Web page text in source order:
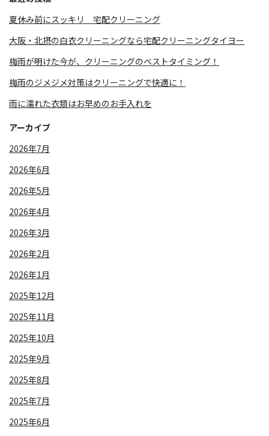
夏休み前にスッキリ 宅配クリーニング
大阪・北摂の白衣クリーニングなら宅配クリーニングタイヨー
梅雨が明けた今が、クリーニングのベストタイミング！
梅雨のジメジメ対策はクリーニングで快適に！
雨に濡れた衣類はお早めのお手入れを
アーカイブ
2026年7月
2026年6月
2026年5月
2026年4月
2026年3月
2026年2月
2026年1月
2025年12月
2025年11月
2025年10月
2025年9月
2025年8月
2025年7月
2025年6月